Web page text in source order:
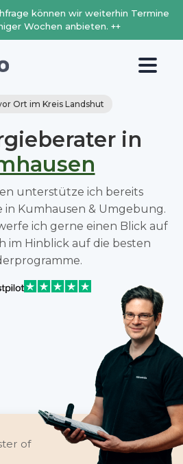
können wir weiterhin Termine
Wochen anbieten. ++
Ort im Kreis Landshut
in
unterstütze ich bereits
Kumhausen & Umgebung.
ich gerne einen Blick auf
im Hinblick auf die besten
of